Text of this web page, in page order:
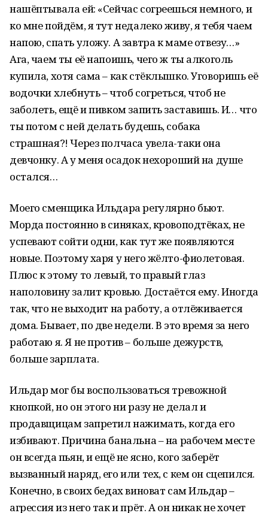
нашёптывала ей: «Сейчас согреешься немного, и
ко мне пойдём, я тут недалеко живу, я тебя чаем
напою, спать уложу. А завтра к маме отвезу…»
Ага, чаем ты её напоишь, чего ж ты алкоголь
купила, хотя сама – как стёклышко. Уговоришь её
водочки хлебнуть – чтоб согреться, чтоб не
заболеть, ещё и пивком запить заставишь. И… что
ты потом с ней делать будешь, собака
страшная?! Через полчаса увела-таки она
девчонку. А у меня осадок нехороший на душе
остался…
Моего сменщика Ильдара регулярно бьют.
Морда постоянно в синяках, кровоподтёках, не
успевают сойти одни, как тут же появляются
новые. Поэтому харя у него жёлто-фиолетовая.
Плюс к этому то левый, то правый глаз
наполовину залит кровью. Достаётся ему. Иногда
так, что не выходит на работу, а отлёживается
дома. Бывает, по две недели. В это время за него
работаю я. Я не против – больше дежурств,
больше зарплата.
Ильдар мог бы воспользоваться тревожной
кнопкой, но он этого ни разу не делал и
продавщицам запретил нажимать, когда его
избивают. Причина банальна – на рабочем месте
он всегда пьян, и ещё не ясно, кого заберёт
вызванный наряд, его или тех, с кем он сцепился.
Конечно, в своих бедах виноват сам Ильдар –
агрессия из него так и прёт. А он никак не хочет